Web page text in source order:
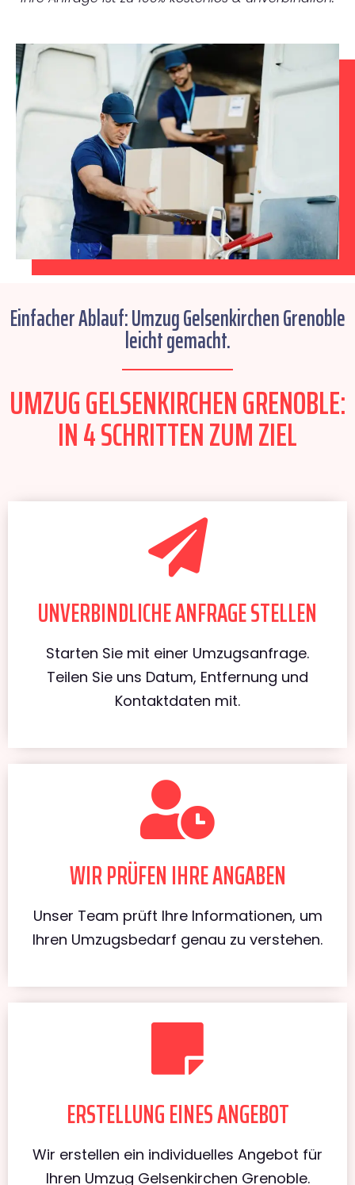
Einfacher Ablauf: Umzug Gelsenkirchen Grenoble
leicht gemacht.
UMZUG GELSENKIRCHEN GRENOBLE:
IN 4 SCHRITTEN ZUM ZIEL
UNVERBINDLICHE ANFRAGE STELLEN
Starten Sie mit einer Umzugsanfrage.
Teilen Sie uns Datum, Entfernung und
Kontaktdaten mit.
WIR PRÜFEN IHRE ANGABEN
Unser Team prüft Ihre Informationen, um
Ihren Umzugsbedarf genau zu verstehen.
ERSTELLUNG EINES ANGEBOT
Wir erstellen ein individuelles Angebot für
Ihren Umzug Gelsenkirchen Grenoble.